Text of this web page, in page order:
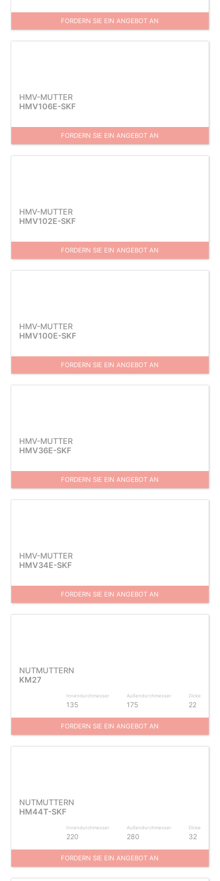
FORDERN SIE EIN ANGEBOT AN
HMV-MUTTER
HMV106E-SKF
FORDERN SIE EIN ANGEBOT AN
HMV-MUTTER
HMV102E-SKF
FORDERN SIE EIN ANGEBOT AN
HMV-MUTTER
HMV100E-SKF
FORDERN SIE EIN ANGEBOT AN
HMV-MUTTER
HMV36E-SKF
FORDERN SIE EIN ANGEBOT AN
HMV-MUTTER
HMV34E-SKF
FORDERN SIE EIN ANGEBOT AN
NUTMUTTERN
KM27
Innendurchmesser
135
Außendurchmesser
175
Dicke
22
FORDERN SIE EIN ANGEBOT AN
NUTMUTTERN
HM44T-SKF
Innendurchmesser
220
Außendurchmesser
280
Dicke
32
FORDERN SIE EIN ANGEBOT AN